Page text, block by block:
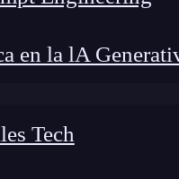
en la lA
Tech